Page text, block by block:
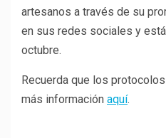
artesanos a través de su
en sus redes sociales y
octubre.
Recuerda que los
más información aquí.